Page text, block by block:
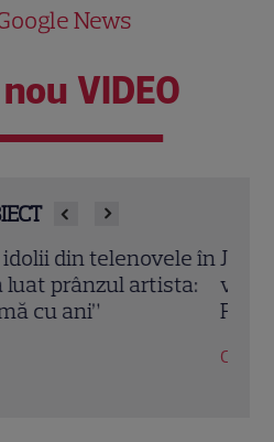
News
VIDEO
Courteney Cox,
alături de
spectaculoase